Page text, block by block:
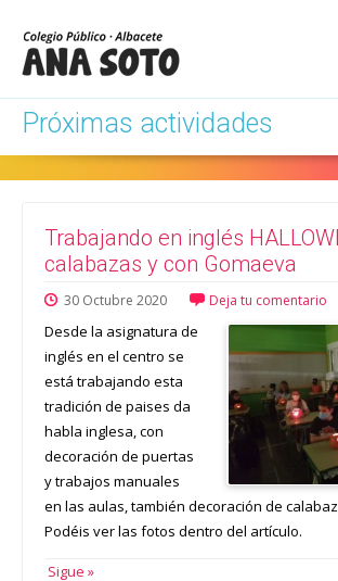
Próximas actividades
Trabajando en inglés
calabazas y con Gomaeva
30 Octubre 2020 Deja tu comentario
Desde la asignatura de
inglés en el centro se
está trabajando esta
tradición de paises da
habla inglesa, con
decoración de puertas
y trabajos manuales
en las aulas, también decoración de
Podéis ver las fotos dentro del artículo.
Sigue »